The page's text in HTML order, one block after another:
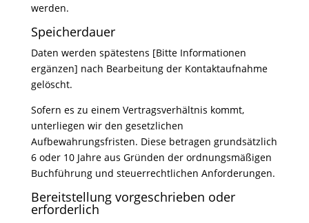
werden.
Speicherdauer
Daten werden spätestens [Bitte Informationen
ergänzen] nach Bearbeitung der Kontaktaufnahme
gelöscht.
Sofern es zu einem Vertragsverhältnis kommt,
unterliegen wir den gesetzlichen
Aufbewahrungsfristen. Diese betragen grundsätzlich
6 oder 10 Jahre aus Gründen der ordnungsmäßigen
Buchführung und steuerrechtlichen Anforderungen.
Bereitstellung vorgeschrieben oder
erforderlich